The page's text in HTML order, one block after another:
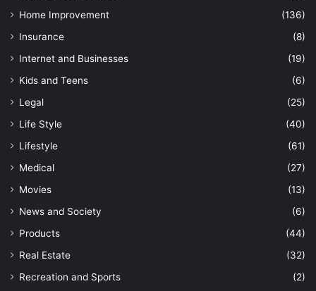
Home Improvement
(136)
Insurance
(8)
Internet and Businesses
(19)
Kids and Teens
(6)
Legal
(25)
Life Style
(40)
Lifestyle
(61)
Medical
(27)
Movies
(13)
News and Society
(6)
Products
(44)
Real Estate
(32)
Recreation and Sports
(2)